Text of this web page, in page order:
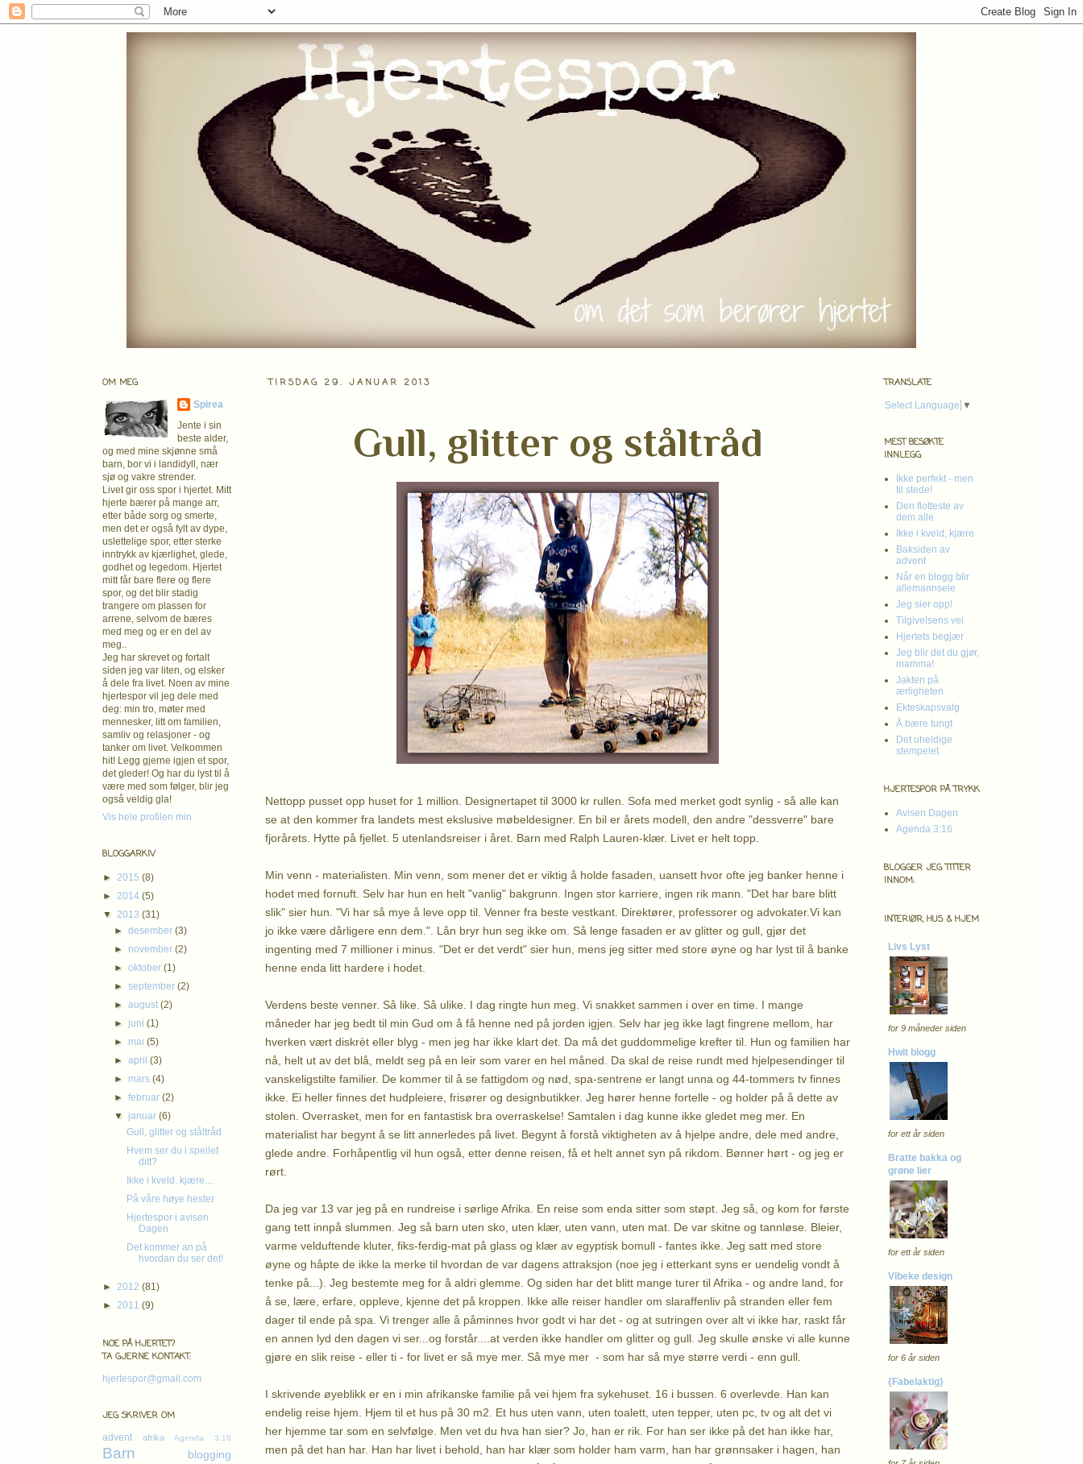
TIRSDAG 29. JANUAR 2013
Gull, glitter og ståltråd
Nettopp pusset opp huset for 1 million. Designertapet til 3000 kr rullen. Sofa med merket godt synlig - så alle kan
se at den kommer fra landets mest ekslusive møbeldesigner. En bil er årets modell, den andre "dessverre" bare
fjorårets. Hytte på fjellet. 5 utenlandsreiser i året. Barn med Ralph Lauren-klær. Livet er helt topp.
Min venn - materialisten. Min venn, som mener det er viktig å holde fasaden, uansett hvor ofte jeg banker henne i
hodet med fornuft. Selv har hun en helt "vanlig" bakgrunn. Ingen stor karriere, ingen rik mann. "Det har bare blitt
slik" sier hun. "Vi har så mye å leve opp til. Venner fra beste vestkant. Direktører, professorer og advokater.Vi kan
jo ikke være dårligere enn dem.". Lån bryr hun seg ikke om. Så lenge fasaden er av glitter og gull, gjør det
ingenting med 7 millioner i minus. "Det er det verdt" sier hun, mens jeg sitter med store øyne og har lyst til å banke
henne enda litt hardere i hodet.
Verdens beste venner. Så like. Så ulike. I dag ringte hun meg. Vi snakket sammen i over en time. I mange
måneder har jeg bedt til min Gud om å få henne ned på jorden igjen. Selv har jeg ikke lagt fingrene mellom, har
hverken vært diskrèt eller blyg - men jeg har ikke klart det. Da må det guddommelige krefter til. Hun og familien har
nå, helt ut av det blå, meldt seg på en leir som varer en hel måned. Da skal de reise rundt med hjelpesendinger til
vanskeligstilte familier. De kommer til å se fattigdom og nød, spa-sentrene er langt unna og 44-tommers tv finnes
ikke. Ei heller finnes det hudpleiere, frisører og designbutikker. Jeg hører henne fortelle - og holder på å dette av
stolen. Overrasket, men for en fantastisk bra overraskelse! Samtalen i dag kunne ikke gledet meg mer. En
materialist har begynt å se litt annerledes på livet. Begynt å forstå viktigheten av å hjelpe andre, dele med andre,
glede andre. Forhåpentlig vil hun også, etter denne reisen, få et helt annet syn på rikdom. Bønner hørt - og jeg er
rørt.
Da jeg var 13 var jeg på en rundreise i sørlige Afrika. En reise som enda sitter som støpt. Jeg så, og kom for første
gang tett innpå slummen. Jeg så barn uten sko, uten klær, uten vann, uten mat. De var skitne og tannløse. Bleier,
varme velduftende kluter, fiks-ferdig-mat på glass og klær av egyptisk bomull - fantes ikke. Jeg satt med store
øyne og håpte de ikke la merke til hvordan de var dagens attraksjon (noe jeg i etterkant syns er uendelig vondt å
tenke på...). Jeg bestemte meg for å aldri glemme. Og siden har det blitt mange turer til Afrika - og andre land, for
å se, lære, erfare, oppleve, kjenne det på kroppen. Ikke alle reiser handler om slaraffenliv på stranden eller fem
dager til ende på spa. Vi trenger alle å påminnes hvor godt vi har det - og at sutringen over alt vi ikke har, raskt får
en annen lyd den dagen vi ser...og forstår....at verden ikke handler om glitter og gull. Jeg skulle ønske vi alle kunne
gjøre en slik reise - eller ti - for livet er så mye mer. Så mye mer - som har så mye større verdi - enn gull.
I skrivende øyeblikk er en i min afrikanske familie på vei hjem fra sykehuset. 16 i bussen. 6 overlevde. Han kan
endelig reise hjem. Hjem til et hus på 30 m2. Et hus uten vann, uten toalett, uten tepper, uten pc, tv og alt det vi
her hjemme tar som en selvfølge. Men vet du hva han sier? Jo, han er rik. For han ser ikke på det han ikke har,
men på det han har. Han har livet i behold, han har klær som holder ham varm, han har grønnsaker i hagen, han
OM MEG
Spirea
Jente i sin
beste alder,
og med mine skjønne små
barn, bor vi i landidyll, nær
sjø og vakre strender.
Livet gir oss spor i hjertet. Mitt
hjerte bærer på mange arr,
etter både sorg og smerte,
men det er også fylt av dype,
uslettelige spor, etter sterke
inntrykk av kjærlighet, glede,
godhet og legedom. Hjertet
mitt får bare flere og flere
spor, og det blir stadig
trangere om plassen for
arrene, selvom de bæres
med meg og er en del av
meg..
Jeg har skrevet og fortalt
siden jeg var liten, og elsker
å dele fra livet. Noen av mine
hjertespor vil jeg dele med
deg: min tro, møter med
mennesker, litt om familien,
samliv og relasjoner - og
tanker om livet. Velkommen
hit! Legg gjerne igjen et spor,
det gleder! Og har du lyst til å
være med som følger, blir jeg
også veldig gla!
Vis hele profilen min
BLOGGARKIV
► 2015 (8)
► 2014 (5)
▼ 2013 (31)
►desember(3)
► november(2)
►oktober(1)
►september(2)
►august(2)
► juni(1)
► mai(5)
►april(3)
► mars(4)
►februar(2)
▼ januar(6)
Gull, glitter og ståltråd
Hvem ser du i speilet
ditt?
Ikke i kveld, kjære....
På våre høye hester
Hjertespor i avisen
Dagen
Det kommer an på
hvordan du ser det!
► 2012 (81)
► 2011 (9)
NOE PÅ HJERTET?
TA GJERNE KONTAKT:
hjertespor@gmail.com
JEG SKRIVER OM
advent afrika Agenda 3:16
Barn blogging
TRANSLATE
Select Language ▼
MEST BESØKTE
INNLEGG
Ikke perfekt - men
til stede!
Den flotteste av
dem alle
Ikke i kveld, kjære
Baksiden av
advent
Når en blogg blir
allemannseie
Jeg sier opp!
Tilgivelsens vei
Hjertets begjær
Jeg blir det du gjør,
mamma!
Jakten på
ærligheten
Ekteskapsvalg
Å bære tungt
Det uheldige
stempelet
HJERTESPOR PÅ TRYKK
Avisen Dagen
Agenda 3:16
BLOGGER JEG TITTER
INNOM:
INTERIØR, HUS & HJEM
Livs Lyst
for 9 måneder siden
Hwit blogg
for ett år siden
Bratte bakka og
grøne lier
for ett år siden
Vibeke design
for 6 år siden
{Fabelaktig}